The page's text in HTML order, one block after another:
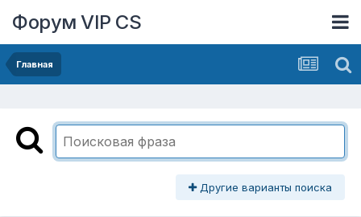
Форум VIP CS
Главная
Другие варианты поиска